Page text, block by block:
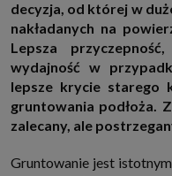
http://www.sagier.pl/
Jeżeli wyrazisz zgodę, o
danych osobowych będą
Partnerów możesz
polityki prywatnościi tam też
Podstawa i cel
Twoje dane przetwarzamy w
1. Jeśli zawieramy z Tobą
w oparciu o treść
decyzja, od której w
nakładanych na
Lepsza
wydajność w
lepsze krycie
gruntowania podłoża.
zalecany, ale
Gruntowanie jest